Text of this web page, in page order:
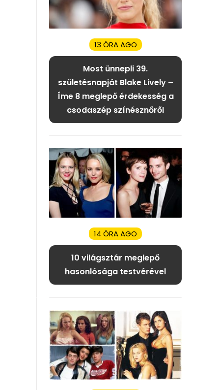
13 ÓRA AGO
Most ünnepli 39.
születésnapját Blake Lively –
Íme 8 meglepő érdekesség a
csodaszép színésznőről
14 ÓRA AGO
10 világsztár meglepő
hasonlósága testvérével